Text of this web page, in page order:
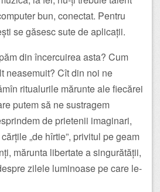
bun, conectat. Pentru
se găsesc sute de aplicații.
din încercuirea asta? Cum
neasemuit? Cît din noi ne
ritualurile mărunte ale fiecărei
putem să ne sustragem
de prietenii imaginari,
„de hîrtie”, privitul pe geam
mărunta libertate a singurătății,
zilele luminoase pe care le-